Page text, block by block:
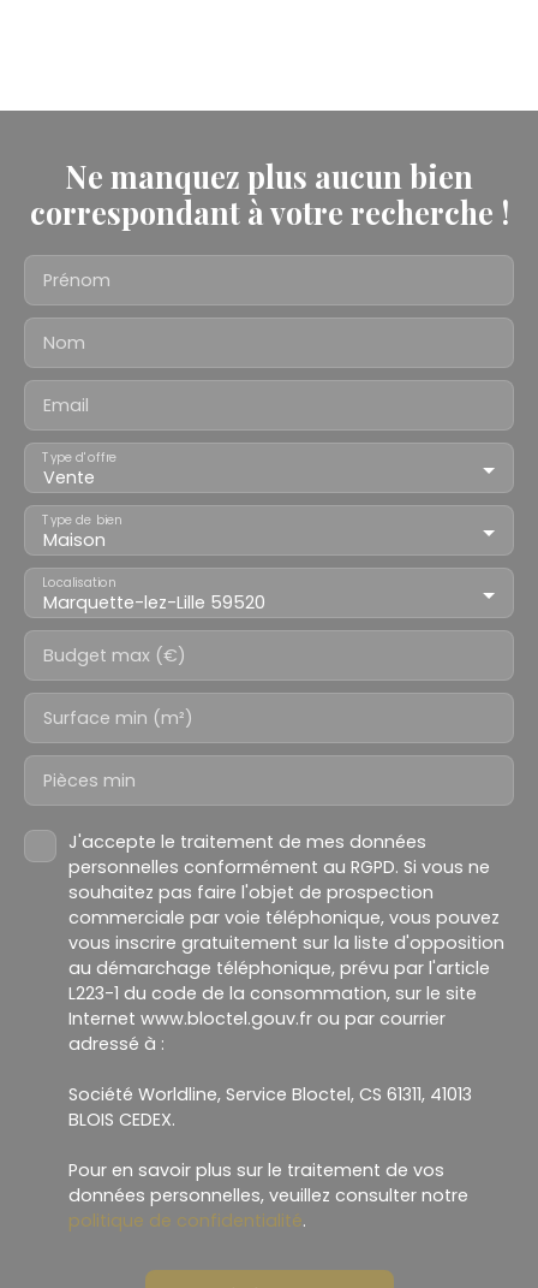
Ne manquez plus aucun bien
correspondant à votre recherche !
Prénom
Nom
Email
Vente
Type d'offre
Maison
Type de bien
Marquette-lez-Lille 59520
Localisation
Budget max (€)
Surface min (m²)
Pièces min
J'accepte le traitement de mes données
personnelles conformément au RGPD. Si vous ne
souhaitez pas faire l'objet de prospection
commerciale par voie téléphonique, vous pouvez
vous inscrire gratuitement sur la liste d'opposition
au démarchage téléphonique, prévu par l'article
L223-1 du code de la consommation, sur le site
Internet www.bloctel.gouv.fr ou par courrier
adressé à :
Société Worldline, Service Bloctel, CS 61311, 41013
BLOIS CEDEX.
Pour en savoir plus sur le traitement de vos
données personnelles, veuillez consulter notre
politique de confidentialité.